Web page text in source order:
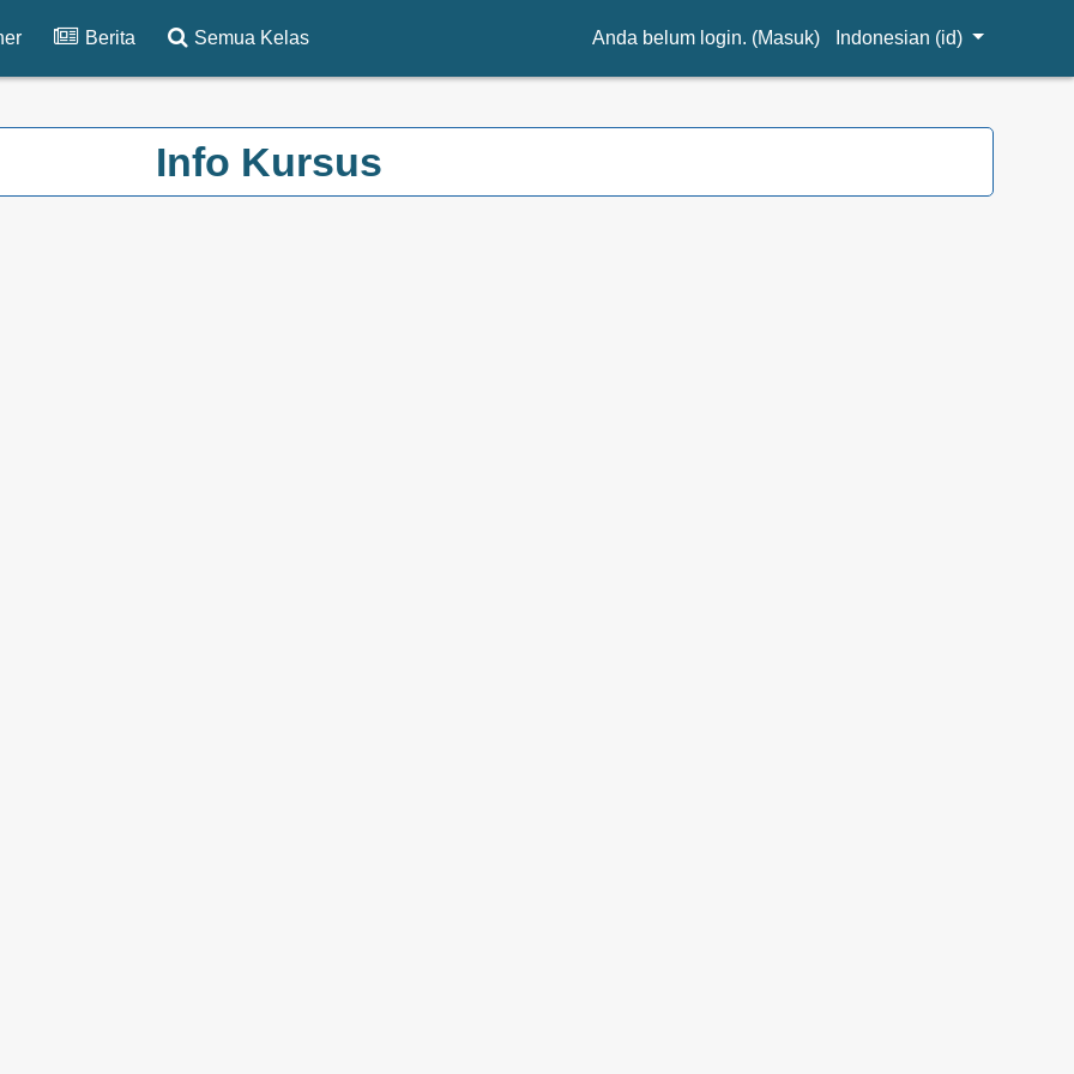
Berita Semua Kelas Anda belum login. (Masuk) Indonesian ‎(id)‎
Info Kursus